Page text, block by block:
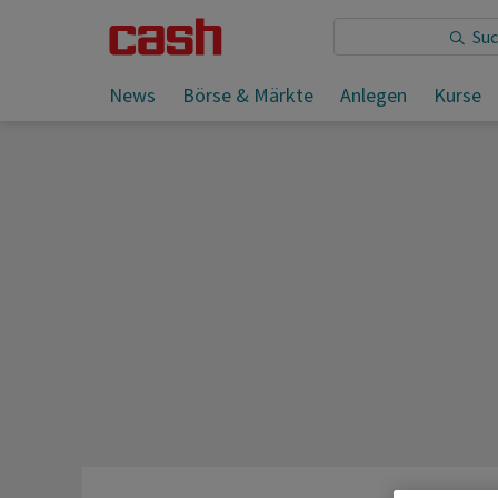
News Börse & Märkte Anlegen Kurse
Sie lesen: